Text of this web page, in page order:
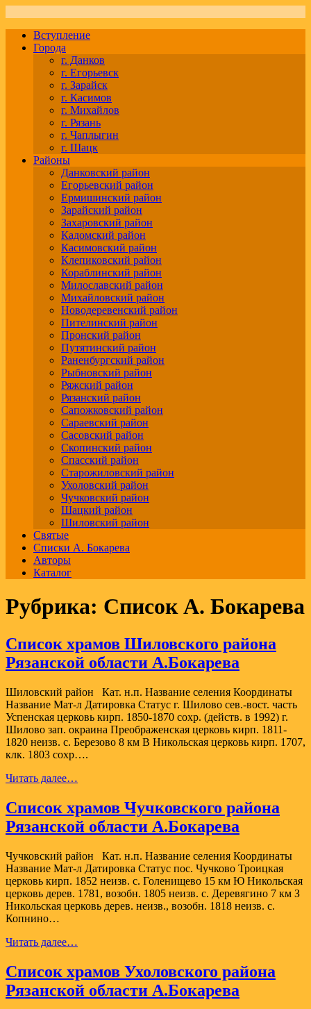
Вступление
Города
г. Данков
г. Егорьевск
г. Зарайск
г. Касимов
г. Михайлов
г. Рязань
г. Чаплыгин
г. Шацк
Районы
Данковский район
Егорьевский район
Ермишинский район
Зарайский район
Захаровский район
Кадомский район
Касимовский район
Клепиковский район
Кораблинский район
Милославский район
Михайловский район
Новодеревенский район
Пителинский район
Пронский район
Путятинский район
Раненбургский район
Рыбновский район
Ряжский район
Рязанский район
Сапожковский район
Сараевский район
Сасовский район
Скопинский район
Спасский район
Старожиловский район
Ухоловский район
Чучковский район
Шацкий район
Шиловский район
Святые
Списки А. Бокарева
Авторы
Каталог
Рубрика: Список А. Бокарева
Список храмов Шиловского района
Рязанской области А.Бокарева
Шиловский район Кат. н.п. Название селения Координаты
Название Мат-л Датировка Статус г. Шилово сев.-вост. часть
Успенская церковь кирп. 1850-1870 сохр. (действ. в 1992) г.
Шилово зап. окраина Преображенская церковь кирп. 1811-
1820 неизв. с. Березово 8 км В Никольская церковь кирп. 1707,
клк. 1803 сохр….
Читать далее…
Шиловского
района
Рязанской
А.Бокарева
Список храмов Чучковского района
Рязанской области А.Бокарева
Чучковский район Кат. н.п. Название селения Координаты
Название Мат-л Датировка Статус пос. Чучково Троицкая
церковь кирп. 1852 неизв. с. Голенищево 15 км Ю Никольская
церковь дерев. 1781, возобн. 1805 неизв. с. Деревягино 7 км З
Никольская церковь дерев. неизв., возобн. 1818 неизв. с.
Копнино…
Читать далее…
Чучковского
района
Рязанской
Список храмов Ухоловского района
Рязанской области А.Бокарева